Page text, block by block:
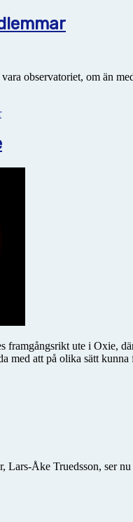
observatoriet, om än
framgångsrikt ute i Oxie,
med att på olika sätt kunna
Lars-Åke Truedsson, ser